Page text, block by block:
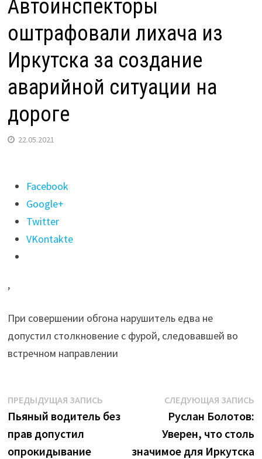
Автоинспекторы
оштрафовали лихача из
Иркутска за создание
аварийной ситуации на
дороге
22.05.2021
Поделиться
"Автоинспекторы
оштрафовали
лихача
из
за
аварийной
ситуации
на
Facebook
Google+
Twitter
VKontakte
,
При совершении обгона нарушитель едва не
допустил столкновение с фурой, следовавшей во
встречном направлении
Навигация
по
записям
ПРЕДЫДУЩАЯ ЗАПИСЬПредыдущая
запись:
Пьяный водитель без
прав допустил
опрокидывание
СЛЕДУЮЩАЯ ЗАПИСЬ
Руслан Болотов:
Уверен, что столь
значимое для Иркутска